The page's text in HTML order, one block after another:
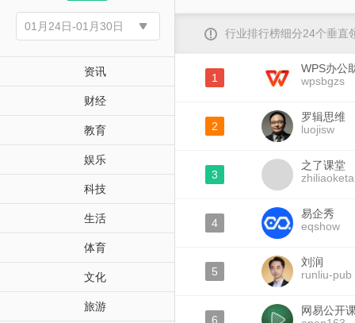
资讯
财经
教育
娱乐
科技
生活
体育
文化
旅游
行业排行榜细分24个垂直
1
WPS办公
wpsbgzs
2
罗辑思维
luojisw
3
之了课堂
4
易企秀
eqshow
5
刘润
runliu-pub
6
网易公开